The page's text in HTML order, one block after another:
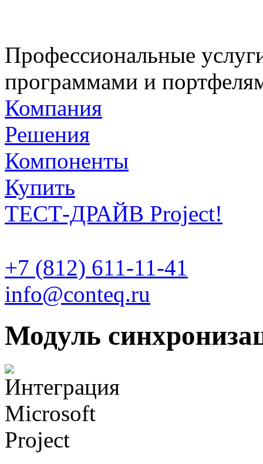
Профессиональные
программами и
Компания
Решения
Компоненты
Купить
ТЕСТ-ДРАЙВ Project!
+7 (812) 611-11-41
info@conteq.ru
Модуль